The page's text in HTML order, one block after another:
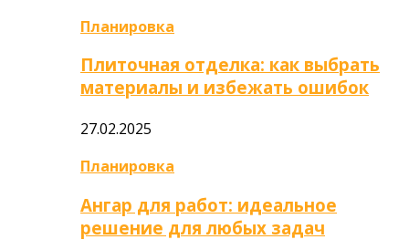
Планировка
Плиточная отделка: как выбрать
материалы и избежать ошибок
27.02.2025
Планировка
Ангар для работ: идеальное
решение для любых задач